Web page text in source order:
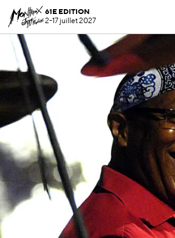
61E EDITION
2-17 juillet 2027